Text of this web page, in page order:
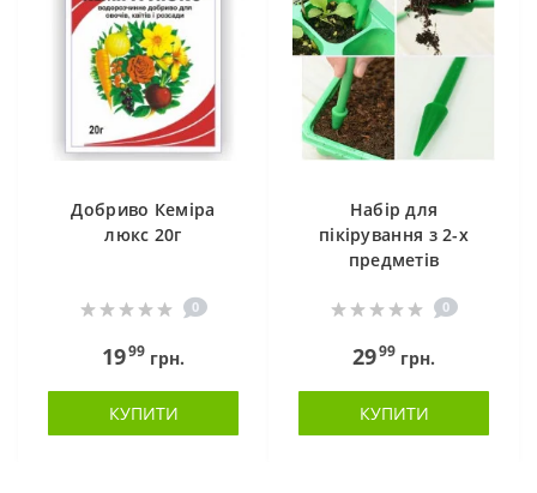
Добриво Кеміра
люкс 20г
0
1999 грн.
КУПИТИ
Набір для
пікірування з 2-х
предметів
0
2999 грн.
КУПИТИ